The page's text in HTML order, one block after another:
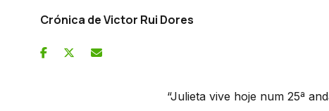
Crónica de Victor Rui Dores
“Julieta vive hoje num 25ª andar…